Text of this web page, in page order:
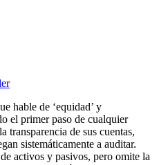
hable de ‘equidad’ y
el primer paso de cualquier
transparencia de sus cuentas,
sistemáticamente a auditar.
activos y pasivos, pero omite la